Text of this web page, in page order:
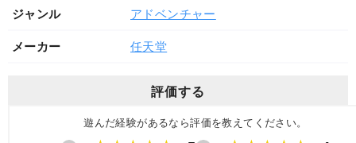
ジャンル アドベンチャー
メーカー 任天堂
評価する
遊んだ経験があるなら評価を教えてください。